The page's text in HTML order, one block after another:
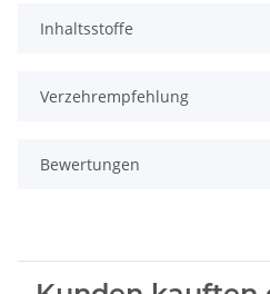
Inhaltsstoffe
Verzehrempfehlung
Bewertungen